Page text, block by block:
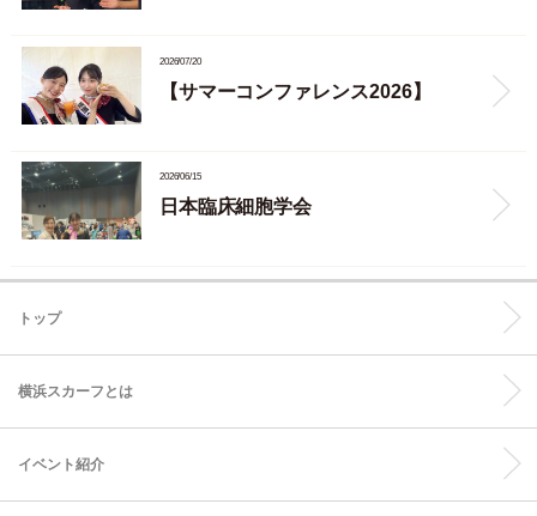
2026/07/20
【サマーコンファレンス2026】
2026/06/15
日本臨床細胞学会
トップ
横浜スカーフとは
イベント紹介